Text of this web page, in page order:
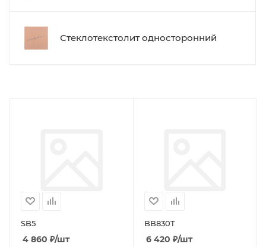
Стеклотекстолит односторонний
SB5
4 860 ₽/шт
BB830T
6 420 ₽/шт